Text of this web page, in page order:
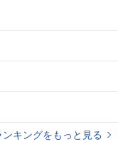
キングをもっと見る